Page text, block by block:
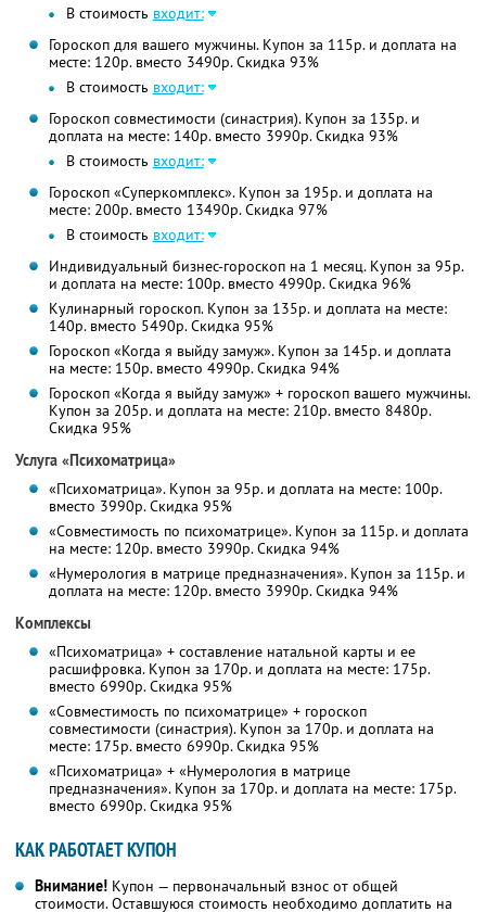
В стоимость входит:
Гороскоп для вашего мужчины. Купон за 115р. и доплата на
месте: 120р. вместо 3490р. Скидка 93%
В стоимость входит:
Гороскоп совместимости (синастрия). Купон за 135р. и
доплата на месте: 140р. вместо 3990р. Скидка 93%
В стоимость входит:
Гороскоп «Суперкомплекс». Купон за 195р. и доплата на
месте: 200р. вместо 13490р. Скидка 97%
В стоимость входит:
Индивидуальный бизнес-гороскоп на 1 месяц. Купон за 95р.
и доплата на месте: 100р. вместо 4990р. Скидка 96%
Кулинарный гороскоп. Купон за 135р. и доплата на месте:
140р. вместо 5490р. Скидка 95%
Гороскоп «Когда я выйду замуж». Купон за 145р. и доплата
на месте: 150р. вместо 4990р. Скидка 94%
Гороскоп «Когда я выйду замуж» + гороскоп вашего мужчины.
Купон за 205р. и доплата на месте: 210р. вместо 8480р.
Скидка 95%
Услуга «Психоматрица»
«Психоматрица». Купон за 95р. и доплата на месте: 100р.
вместо 3990р. Скидка 95%
«Совместимость по психоматрице». Купон за 115р. и доплата
на месте: 120р. вместо 3990р. Скидка 94%
«Нумерология в матрице предназначения». Купон за 115р. и
доплата на месте: 120р. вместо 3990р. Скидка 94%
Комплексы
«Психоматрица» + составление натальной карты и ее
расшифровка. Купон за 170р. и доплата на месте: 175р.
вместо 6990р. Скидка 95%
«Совместимость по психоматрице» + гороскоп
совместимости (синастрия). Купон за 170р. и доплата на
месте: 175р. вместо 6990р. Скидка 95%
«Психоматрица» + «Нумерология в матрице
предназначения». Купон за 170р. и доплата на месте: 175р.
вместо 6990р. Скидка 95%
КАК РАБОТАЕТ КУПОН
Внимание! Купон — первоначальный взнос от общей
стоимости. Оставшуюся стоимость необходимо доплатить на